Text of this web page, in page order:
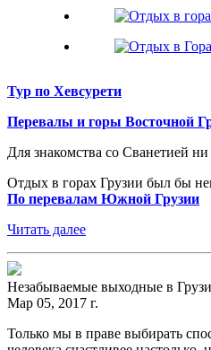
Тур по Хевсурети
Перевалы и горы Восточной
Для знакомства со Сванетией
Отдых в горах Грузии был бы
По перевалам Южной Грузии
Читать далее
Незабываемые выходные в
Мар 05, 2017 г.
Только мы в праве выбирать